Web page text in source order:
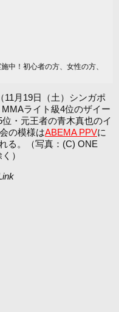
中！初心者の方、女性の方、
月19日（土）シンガポ
ライト級4位のザイー
・元王者の青木真也のイ
の模様はABEMA PPVに
る。（写真：(C) ONE
）